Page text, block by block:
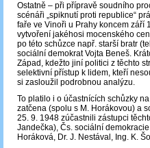
Ostatně – při přípravě soudního
scénáři „spiknutí proti republice“
faře ve Vinoři u Prahy koncem září
vytvoření jakéhosi mocenského
po této schůzce např. starší bratr
sociální demokrat Vojta Beneš.
Západ, kdežto jiní politici z těchto
selektivní přístup k lidem, kteří
si zasloužil podrobnou analýzu.
To platilo i o účastnících schůzky
zatčena (spolu s M. Horákovou) a
25. 9. 1948 zúčastnili zástupci
Jandečka), Čs. sociální demokracie
Horáková, Dr. J. Nestával, Ing. K.